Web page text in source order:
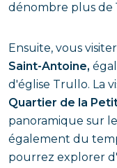
dénombre plus de
Ensuite, vous
Saint-Antoine,
d'église Trullo. La
Quartier de la
panoramique sur
également du
pourrez explorer